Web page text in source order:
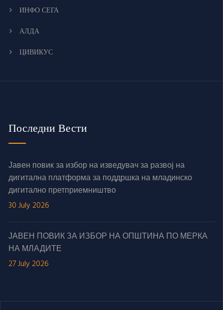
ИНФО СЕГА
АЛДА
ЦИВИКУС
Последни Вести
Јавен повик за избор на изведувач за развој на
дигитална платформа за поддршка на младинско
дигитално претприемништво
30 July 2026
ЈАВЕН ПОВИК ЗА ИЗБОР НА ОПШТИНА ПО МЕРКА
НА МЛАДИТЕ
27 July 2026